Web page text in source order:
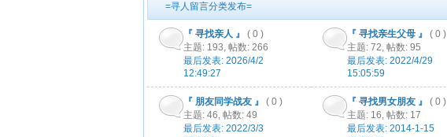
=寻人留言分类发布=
『 寻找亲人 』
( 0 )
主题: 193, 帖数: 266
最后发表: 2026/4/2
12:49:27
『 寻找亲生父母 』
( 0 )
主题: 72, 帖数: 95
最后发表: 2022/4/29
15:05:59
『 朋友同学战友 』
( 0 )
主题: 46, 帖数: 49
最后发表: 2022/3/3
『 寻找男女朋友 』
( 0 )
主题: 16, 帖数: 17
最后发表: 2014-1-15